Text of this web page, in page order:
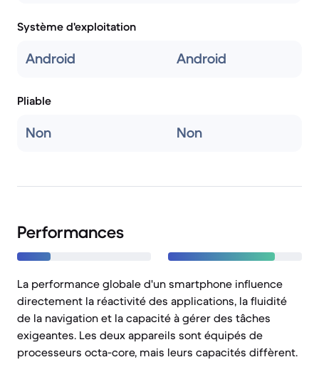
Système d'exploitation
Android Android
Pliable
Non Non
Performances
La performance globale d'un smartphone influence
directement la réactivité des applications, la fluidité
de la navigation et la capacité à gérer des tâches
exigeantes. Les deux appareils sont équipés de
processeurs octa-core, mais leurs capacités diffèrent.